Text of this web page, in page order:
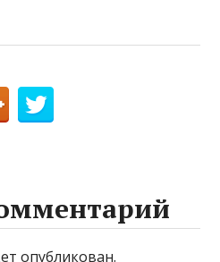
опубликован.